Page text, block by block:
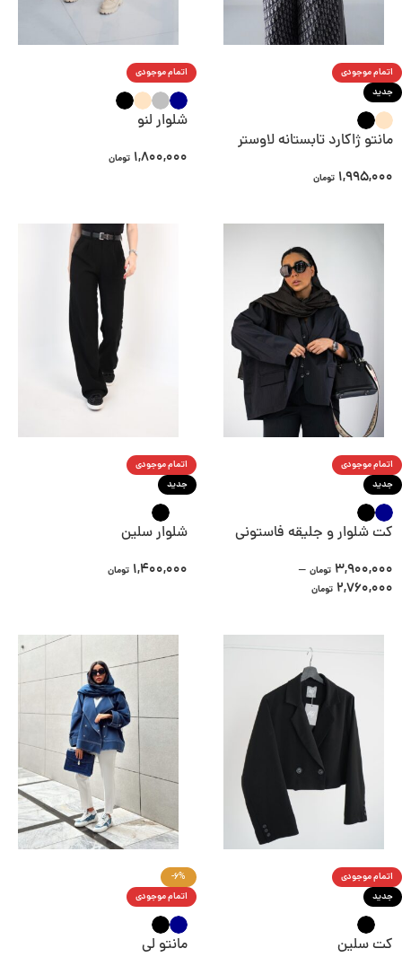
اتمام موجودی
جدید
مانتو ژاکارد تابستانه لا‌وستر
1,995,000 تومان
اتمام موجودی
شلوار لنو
1,800,000 تومان
اتمام موجودی
جدید
کت شلوار و جلیقه فاستونی
3,900,000 تومان –
2,760,000 تومان
اتمام موجودی
جدید
شلوار سلین
1,400,000 تومان
اتمام موجودی
جدید
کت سلین
-6%
اتمام موجودی
مانتو لی